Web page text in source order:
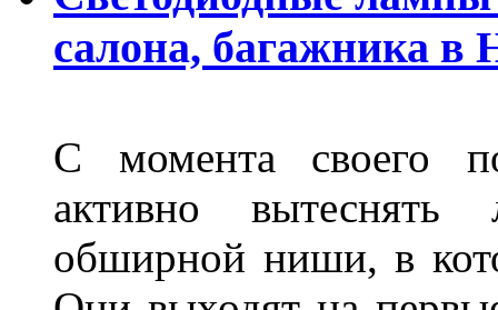
салона, багажника в
С момента своего
активно
обширной ниши, в